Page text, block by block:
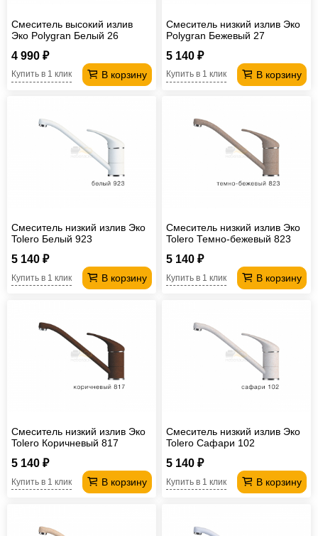
Смеситель высокий излив
Эко Polygran Белый 26
4 990 ₽
В корзину
Купить в 1 клик
Смеситель низкий излив Эко
Polygran Бежевый 27
5 140 ₽
В корзину
Купить в 1 клик
Смеситель низкий излив Эко
Tolero Белый 923
5 140 ₽
В корзину
Купить в 1 клик
Смеситель низкий излив Эко
Tolero Темно-бежевый 823
5 140 ₽
В корзину
Купить в 1 клик
Смеситель низкий излив Эко
Tolero Коричневый 817
5 140 ₽
В корзину
Купить в 1 клик
Смеситель низкий излив Эко
Tolero Сафари 102
5 140 ₽
В корзину
Купить в 1 клик